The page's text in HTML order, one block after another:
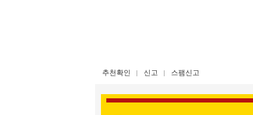
추천확인 신고 스팸신고